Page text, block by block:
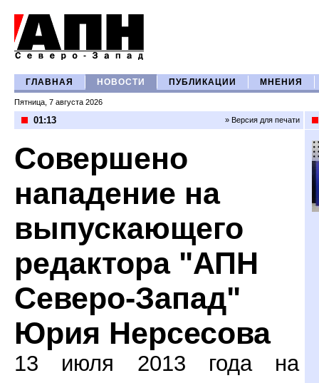
ГЛАВНАЯ НОВОСТИ ПУБЛИКАЦИИ МНЕНИЯ
Пятница, 7 августа 2026
01:13 » Версия для печати
Совершено
нападение на
выпускающего
редактора "АПН
Северо-Запад"
Юрия Нерсесова
13 июля 2013 года на